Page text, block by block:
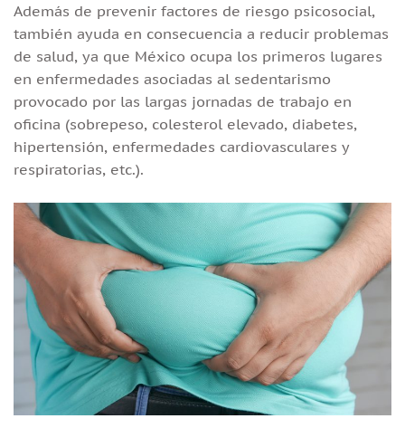
Además de prevenir factores de riesgo psicosocial,
también ayuda en consecuencia a reducir problemas
de salud, ya que México ocupa los primeros lugares
en enfermedades asociadas al sedentarismo
provocado por las largas jornadas de trabajo en
oficina (sobrepeso, colesterol elevado, diabetes,
hipertensión, enfermedades cardiovasculares y
respiratorias, etc.).